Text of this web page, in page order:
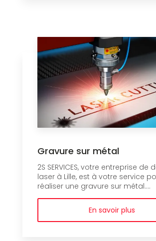
Gravure sur métal
2S SERVICES, votre entreprise de
laser à Lille, est à votre service
réaliser une gravure sur métal....
En savoir plus